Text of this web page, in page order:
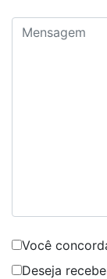
Você
Deseja